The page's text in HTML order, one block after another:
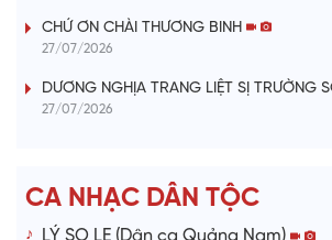
d
o
CHỨ ƠN CHÀI THƯƠNG BINH
27/07/2026
DƯƠNG NGHỊA TRANG LIỆT SỊ TRƯỜNG
27/07/2026
CA NHẠC DÂN TỘC